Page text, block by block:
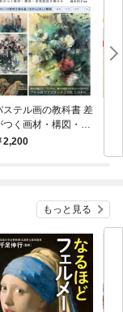
ステル画の教科書 差
つく画材・構図・表
技法を極める
2,200
作
もっと見る